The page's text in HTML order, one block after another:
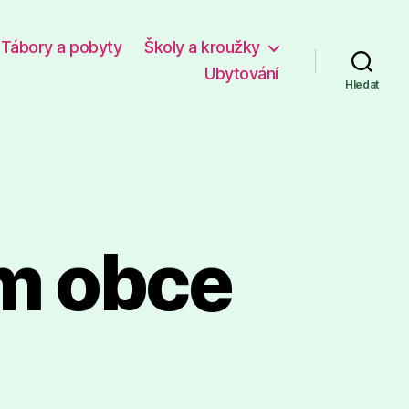
Tábory a pobyty
Školy a kroužky
Ubytování
Hledat
obce